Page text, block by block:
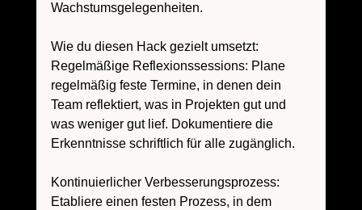
Wachstumsgelegenheiten.
Wie du diesen Hack gezielt umsetzt:
Regelmäßige Reflexionssessions: Plane
regelmäßig feste Termine, in denen dein
Team reflektiert, was in Projekten gut und
was weniger gut lief. Dokumentiere die
Erkenntnisse schriftlich für alle zugänglich.
Kontinuierlicher Verbesserungsprozess:
Etabliere einen festen Prozess, in dem